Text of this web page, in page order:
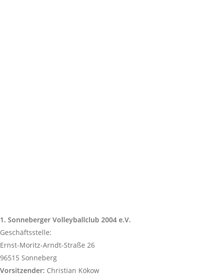
1. Sonneberger Volleyballclub 2004 e.V.
Geschäftsstelle:
Ernst-Moritz-Arndt-Straße 26
96515 Sonneberg
Vorsitzender: Christian Kökow